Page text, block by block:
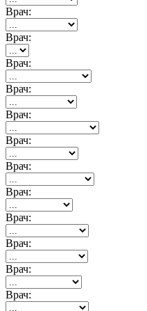
Врач:
Врач:
Врач:
Врач:
Врач:
Врач:
Врач:
Врач:
Врач:
Врач:
Врач:
Врач: